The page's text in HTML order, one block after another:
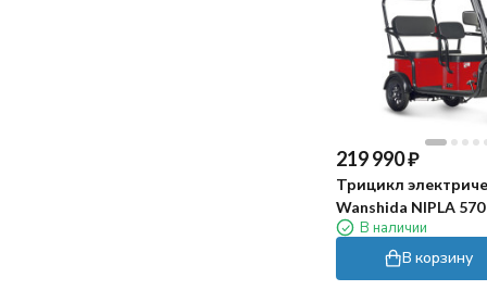
219 990₽
Трицикл
Wanshida NIPLA
красный)
В наличии
В корзину